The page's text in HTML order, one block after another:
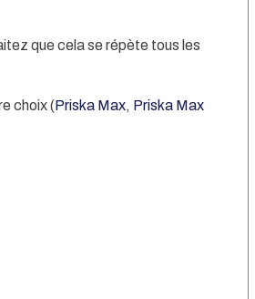
que cela se répète tous les
choix (Priska Max, Priska Max